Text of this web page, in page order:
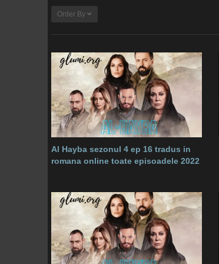
Order By
Al Hayba sezonul 4 ep 16 tradus in
romana online toate episoadele 2022